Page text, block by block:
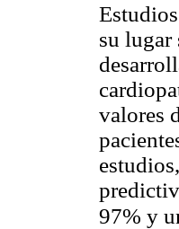
su lugar
valores
97% y